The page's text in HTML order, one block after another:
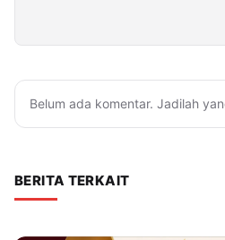
Belum ada komentar. Jadilah
BERITA TERKAIT